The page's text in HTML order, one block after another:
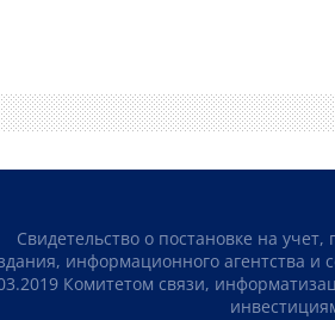
Свидетельство о постановке на
информационного агентства
Комитетом связи,